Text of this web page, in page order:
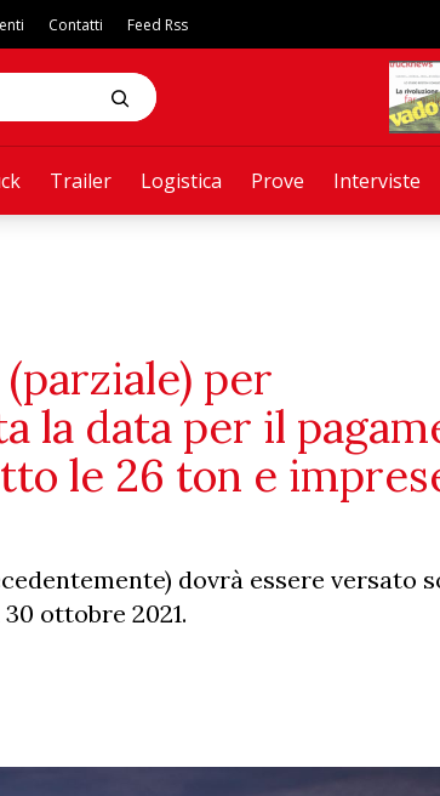
Trailer Logistica Prove Interviste
Contatti Feed Rss
per
la data per il
le 26 ton e
dovrà essere versato
ottobre 2021.